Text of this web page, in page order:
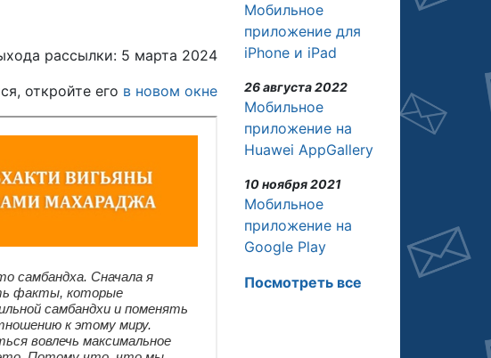
рассылки: 5 марта 2024
откройте его в новом окне
Мобильное
приложение для
iPhone и iPad
26 августа 2022
Мобильное
приложение на
Huawei AppGallery
10 ноября 2021
Мобильное
приложение на
Google Play
Посмотреть все